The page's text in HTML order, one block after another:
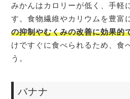
みかんはカロリーが低く、手軽
す。食物繊維やカリウムを豊富
の抑制やむくみの改善に効果的
けですぐに食べられるため、食
う。
バナナ